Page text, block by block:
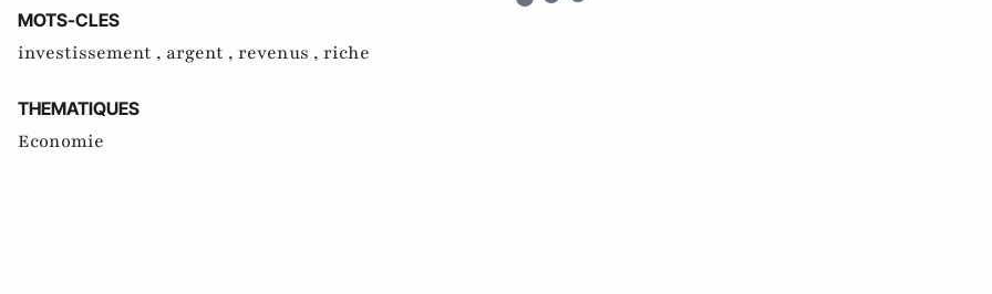
MOTS-CLES
investissement , argent , revenus , riche
THEMATIQUES
Economie